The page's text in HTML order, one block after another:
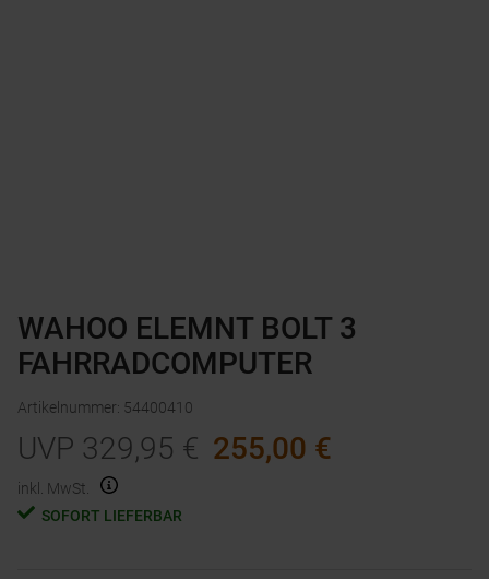
WAHOO ELEMNT BOLT 3
FAHRRADCOMPUTER
Artikelnummer: 54400410
UVP 329,95 € 255,00 €
inkl. MwSt.
SOFORT LIEFERBAR